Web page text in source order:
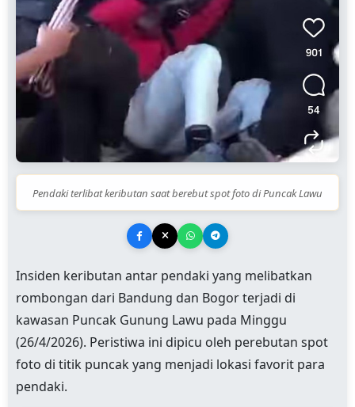
Pendaki terlibat keributan saat berebut spot foto di Puncak Lawu
Insiden keributan antar pendaki yang melibatkan
rombongan dari Bandung dan Bogor terjadi di
kawasan Puncak Gunung Lawu pada Minggu
(26/4/2026). Peristiwa ini dipicu oleh perebutan spot
foto di titik puncak yang menjadi lokasi favorit para
pendaki.